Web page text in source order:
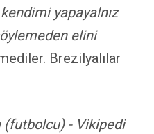
yapayalnız
elini
Brezilyalılar